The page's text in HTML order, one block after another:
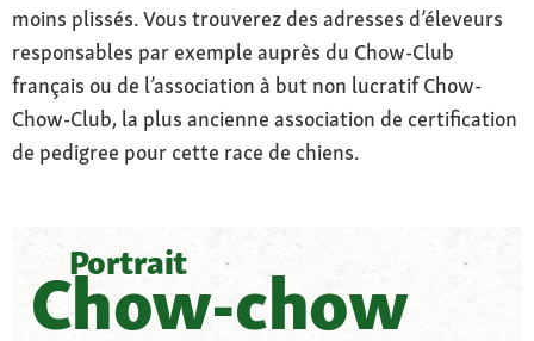
moins plissés. Vous trouverez des adresses d’éleveurs
responsables par exemple auprès du Chow-Club
français ou de l’association à but non lucratif Chow-
Chow-Club, la plus ancienne association de certification
de pedigree pour cette race de chiens.
Portrait
Chow-chow